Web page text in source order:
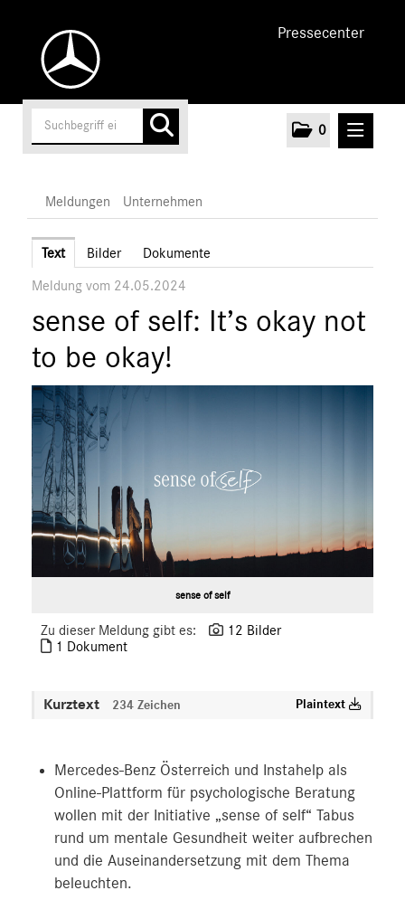
Pressecenter
0
Unternehmen
Marken & Produkte
MEDIA
ÜBER UNS
ANSPRECHPARTNER
Meldungen Unternehmen
Text Bilder Dokumente
Meldung vom 24.05.2024
sense of self: It’s okay not
to be okay!
sense of self
Zu dieser Meldung gibt es:
12 Bilder
1 Dokument
Kurztext 234 Zeichen Plaintext
Mercedes-Benz Österreich und Instahelp als
Online-Plattform für psychologische Beratung
wollen mit der Initiative „sense of self“ Tabus
rund um mentale Gesundheit weiter aufbrechen
und die Auseinandersetzung mit dem Thema
beleuchten.